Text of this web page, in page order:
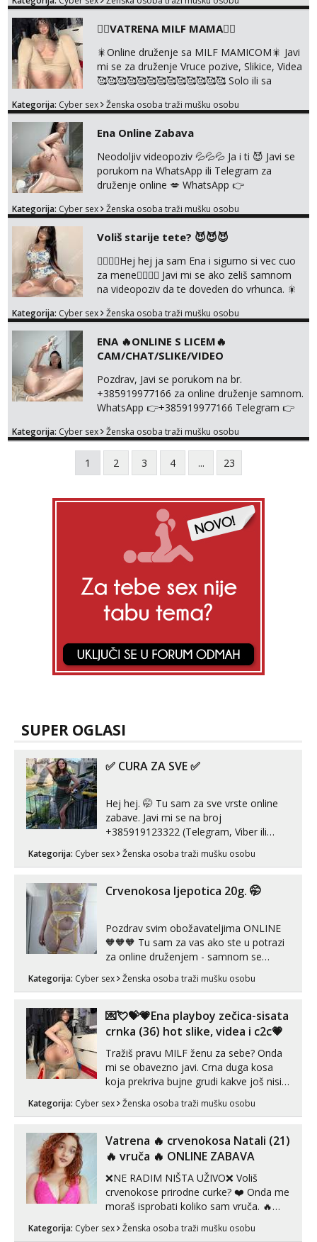
pričam. Prave pune usne koje će ti se urezati
Uvijek sam spremna za ONLOINE zabavu.
Volim vruće u porukama uz pokoju fotku.
Radim slikice i videa po tvojoj želji te imam
raznih mater...
❤️‍🔥VATRENA MILF MAMA❤️‍🔥
🎇Online druženje sa MILF MAMICOM🎇 Javi
mi se za druženje Vruce pozive, Slikice, Videa
🥰🥰🥰🥰🥰🥰🥰🥰🥰🥰🥰🥰🥰 Solo ili sa
WhatsApp ili Telegram WhatsApp 👉
@enafriedrichkis 🤬NE RADIM SASTANKE I
DRUZENJA UZIVO🤬
Kategorija: Cyber sex Ženska osoba traži mušku osobu
Ena Online Zabava
Neodoljiv videopoziv 💦💦💦 Ja i ti 😈 Javi se
porukom na WhatsApp ili Telegram za
druženje online 💋 WhatsApp 👉
@enafriedrichkis NEE radimo sastnke uzivo
Kategorija: Cyber sex Ženska osoba traži mušku osobu
Voliš starije tete? 😈😈😈
❤️‍🔥❤️‍🔥Hej hej ja sam Ena i sigurno si vec cuo
za mene❤️‍🔥❤️‍🔥 Javi mi se ako zeliš samnom
na videopoziv da te doveden do vrhunca. 🎇
@enafriedrichkis Radim samo ONLINE I
Kategorija: Cyber sex Ženska osoba traži mušku osobu
ENA 🔥ONLINE S LICEM🔥
CAM/CHAT/SLIKE/VIDEO
Pozdrav, Javi se porukom na br.
+385919977166 za online druženje samnom.
WhatsApp 👉+385919977166 Telegram 👉
solo i s partnerom, kolegicama
(Tina&Natali), razne kombinacije halteri,
haljine, štikle, samostojeće itd. Nudim
svakakva videa seksa, pušenje, razne
Dopisivanje i slike također radim. NIŠTA UŽI...
Kategorija: Cyber sex Ženska osoba traži mušku osobu
1 2 3 4 ... 23
SUPER OGLASI
✅ CURA ZA SVE ✅
Hej hej. 🤭 Tu sam za sve vrste online
zabave. Javi mi se na broj
+385919123322 (Telegram, Viber ili
Whatsapp). 🤙 NE javljaj se na uzivo.
Hvala.
Kategorija: Cyber sex Ženska osoba traži mušku osobu
Crvenokosa ljepotica 20g. 🤭
Pozdrav svim obožavateljima ONLINE
🧡🧡🧡 Tu sam za vas ako ste u potrazi
za online druženjem - samnom se
možete zabaviti preko videopoziva, ili
ako vam nisam dovoljna radim i u paru i
😉 Radim i vruća tipkanja uz slike i hot
line pozive. Za vas sam pripremila ...
Kategorija: Cyber sex Ženska osoba traži mušku osobu
💌💘💝💗Ena playboy zečica-sisata
crnka (36) hot slike, videa i c2c💗
Tražiš pravu MILF ženu za sebe? Onda
mi se obavezno javi. Crna duga kosa
koja prekriva bujne grudi kakve još nisi
vidio, čista ŠESTICA! A usne? O usnama
bolje da ni ne pričam. Prave pune usne
vjeruj mi, takve još nisi vidio. Uvijek sam
spremna za ONLOINE zabavu...
Kategorija: Cyber sex Ženska osoba traži mušku osobu
Vatrena ‎️‍🔥 crvenokosa Natali (21)
‎️‍🔥 vruča‎ ️‍🔥 ONLINE ZABAVA
❌NE RADIM NIŠTA UŽIVO❌ Voliš
crvenokose prirodne curke? ❤️ Onda me
moraš isprobati koliko sam vruča.‎ ️‍🔥
MLADA vražica koja ima 100%
prorodne grudi, 💦 Misli su mi uvijek
Kategorija: Cyber sex Ženska osoba traži mušku osobu